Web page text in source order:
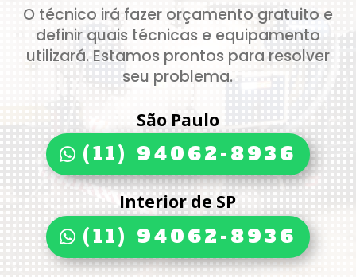
O técnico irá fazer orçamento gratuito e
definir quais técnicas e equipamento
utilizará. Estamos prontos para resolver
seu problema.
São Paulo
(11) 94062-8936
Interior de SP
(11) 94062-8936